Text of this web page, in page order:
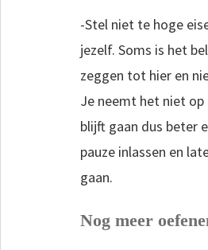
-Stel niet te hoge
jezelf. Soms is het
zeggen tot hier en
Je neemt het niet op
blijft gaan dus beter
pauze inlassen en
gaan.
Nog meer